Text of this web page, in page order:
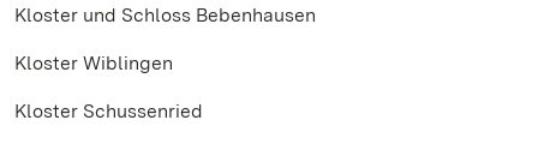
Kloster und Schloss Bebenhausen
Kloster Wiblingen
Kloster Schussenried